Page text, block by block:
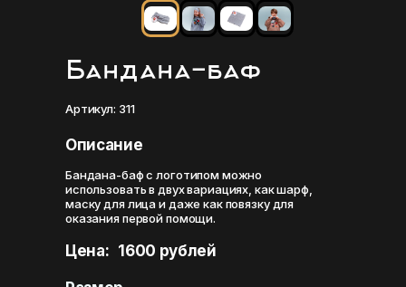
Бандана-баф
Артикул: 311
Описание
Бандана-баф с логотипом можно
использовать в двух вариациях, как шарф,
маску для лица и даже как повязку для
оказания первой помощи.
Цена: 1600 рублей